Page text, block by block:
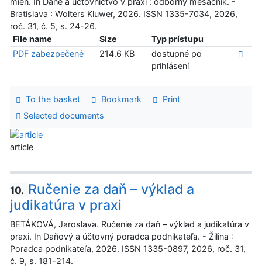
Bratislava : Wolters Kluwer, 2026. ISSN 1335-7034, 2026,
roč. 31, č. 5, s. 24-26.
File name
Size
Typ prístupu
PDF zabezpečené
214.6 KB
dostupné po
prihlásení
To the basket Bookmark
Print
Selected documents
article
10. Ručenie za daň – výklad a
judikatúra v praxi
BETÁKOVÁ, Jaroslava. Ručenie za daň – výklad a judikatúra v
praxi. In Daňový a účtovný poradca podnikateľa. - Žilina :
Poradca podnikateľa, 2026. ISSN 1335-0897, 2026, roč. 31,
č. 9, s. 181-214.